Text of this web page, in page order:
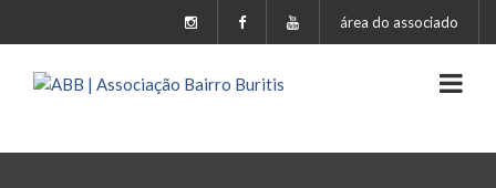
área do associado